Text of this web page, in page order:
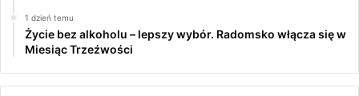
1 dzień temu
Życie bez alkoholu – lepszy wybór. Radomsko włącza się w
Miesiąc Trzeźwości